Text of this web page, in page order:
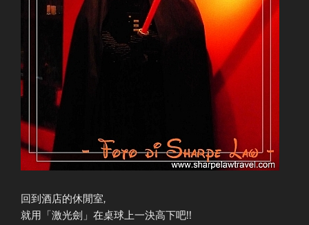
回到酒店的休閒室,
就用「激光劍」在桌球上一決高下吧!!